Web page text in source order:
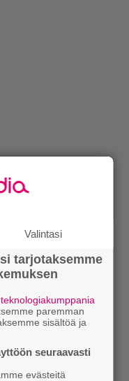
Summer Breeze -
And The
oli siinä meidän
sitten huvikseni
mielikuvia
metriä
Valintasi
tarjotaksemme
paremman
sisältöä ja
seuraavasti
evästeitä